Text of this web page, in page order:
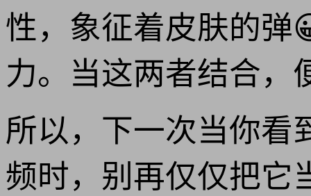
性，象征着皮肤的弹
力。当这两者结合，
所以，下一次当你看
频时，别再仅仅把它